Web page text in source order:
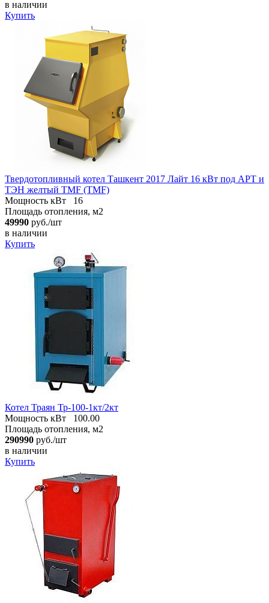
в наличии
Купить
Твердотопливный котел Ташкент 2017 Лайт 16 кВт под АРТ и
ТЭН желтый TMF (TMF)
Мощность кВт
16
Площадь отопления, м2
49990 руб./шт
в наличии
Купить
Котел Траян Тр-100-1кт/2кт
Мощность кВт
100.00
Площадь отопления, м2
290990 руб./шт
в наличии
Купить